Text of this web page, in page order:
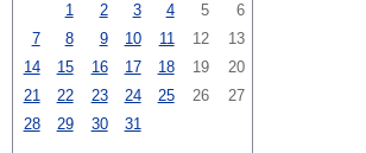
1
2 3 4 5
6
7
8 9 10 11 12
13
14
15 16 17 18 19
20
21
22 23 24 25 26
27
28
29 30 31